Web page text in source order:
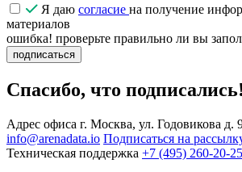
Я даю согласие на получение
материалов
ошибка! проверьте правильно ли вы
подписаться
Спасибо, что подписались!
Адрес офиса г. Москва, ул. Годовикова д.
info@arenadata.io Подписаться на
Техническая поддержка +7 (495) 260-20-25